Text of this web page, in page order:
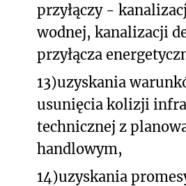
przyłączy -
wodnej, kanalizacji
przyłącza
13)uzyskania
usunięcia kolizji
technicznej z
handlowym,
14)uzyskania